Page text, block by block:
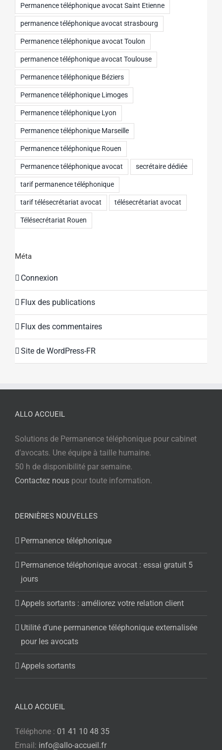
Permanence téléphonique avocat Saint Etienne
permanence téléphonique avocat strasbourg
Permanence téléphonique avocat Toulon
permanence téléphonique avocat Toulouse
Permanence téléphonique Béziers
Permanence téléphonique Limoges
Permanence téléphonique Lyon
Permanence téléphonique Marseille
Permanence téléphonique Rouen
Permanence téléphonique avocat secrétaire dédiée
tarif permanence téléphonique
tarif télésecrétariat avocat télésecrétariat avocat
Télésecrétariat Rouen
Méta
Connexion
Flux des publications
Flux des commentaires
Site de WordPress-FR
ALLO ACCUEIL
Solutions de Permanence téléphonique pour cabinet
d’avocats. Une équipe à taille humaine.
50 h de disponibilité par semaine.
Contactez nous pour toute information.
DERNIÈRES NOUVELLES
Permanence téléphonique
Permanence téléphonique avocat : essai gratuit 5
jours
Appels sortants : améliorez votre relation client
Utilité d’une permanence téléphonique externalisée
pour les avocats
Appels sortants
ALLO ACCUEIL
Téléphone : 01 41 10 48 35
Email: info@allo-accueil.fr